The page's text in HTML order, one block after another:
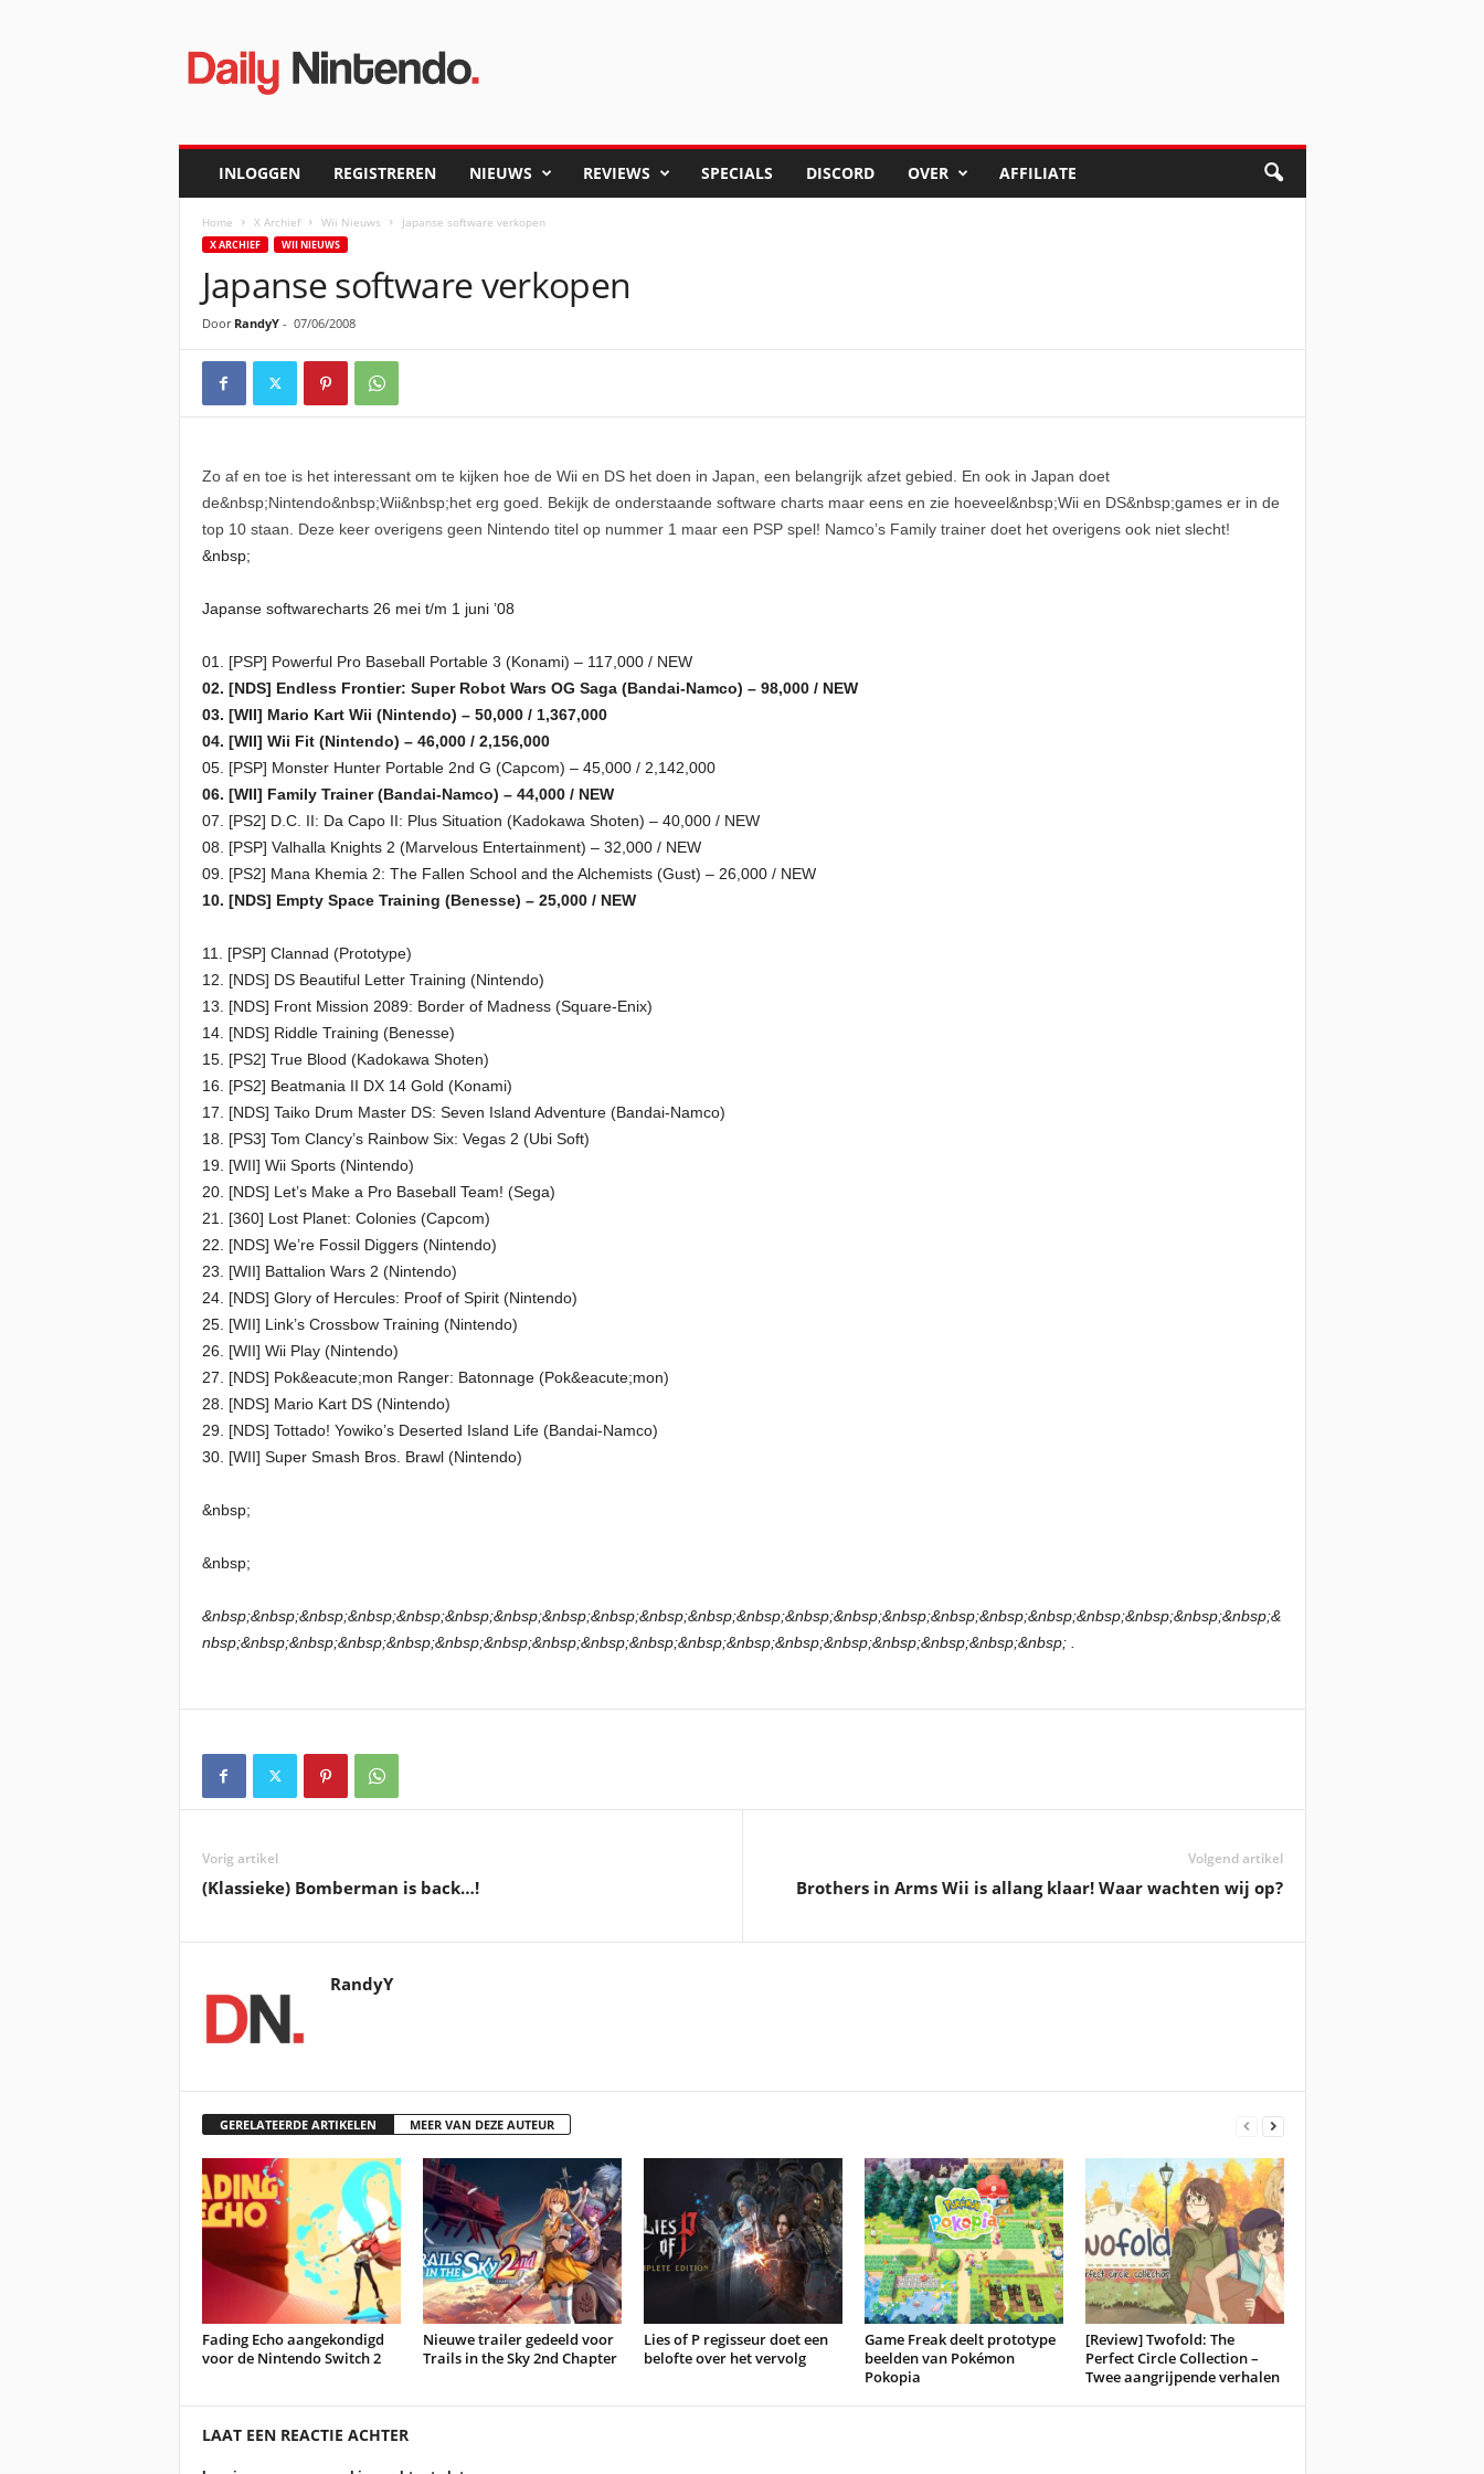
INLOGGEN REGISTREREN NIEUWS REVIEWS SPECIALS DISCORD OVER AFFILIATE
Home X Archief Wii Nieuws Japanse software verkopen
X ARCHIEF WII NIEUWS
Japanse software verkopen
Door RandyY- 07/06/2008
Zo af en toe is het interessant om te kijken hoe de Wii en DS het doen in Japan, een belangrijk afzet gebied. En ook in Japan doet
de&nbsp;Nintendo&nbsp;Wii&nbsp;het erg goed. Bekijk de onderstaande software charts maar eens en zie hoeveel&nbsp;Wii en DS&nbsp;games er in de
top 10 staan. Deze keer overigens geen Nintendo titel op nummer 1 maar een PSP spel! Namco’s Family trainer doet het overigens ook niet slecht!
&nbsp;
Japanse softwarecharts 26 mei t/m 1 juni ’08
01. [PSP] Powerful Pro Baseball Portable 3 (Konami) – 117,000 / NEW
02. [NDS] Endless Frontier: Super Robot Wars OG Saga (Bandai-Namco) – 98,000 / NEW
03. [WII] Mario Kart Wii (Nintendo) – 50,000 / 1,367,000
04. [WII] Wii Fit (Nintendo) – 46,000 / 2,156,000
05. [PSP] Monster Hunter Portable 2nd G (Capcom) – 45,000 / 2,142,000
06. [WII] Family Trainer (Bandai-Namco) – 44,000 / NEW
07. [PS2] D.C. II: Da Capo II: Plus Situation (Kadokawa Shoten) – 40,000 / NEW
08. [PSP] Valhalla Knights 2 (Marvelous Entertainment) – 32,000 / NEW
09. [PS2] Mana Khemia 2: The Fallen School and the Alchemists (Gust) – 26,000 / NEW
10. [NDS] Empty Space Training (Benesse) – 25,000 / NEW
11. [PSP] Clannad (Prototype)
12. [NDS] DS Beautiful Letter Training (Nintendo)
13. [NDS] Front Mission 2089: Border of Madness (Square-Enix)
14. [NDS] Riddle Training (Benesse)
15. [PS2] True Blood (Kadokawa Shoten)
16. [PS2] Beatmania II DX 14 Gold (Konami)
17. [NDS] Taiko Drum Master DS: Seven Island Adventure (Bandai-Namco)
18. [PS3] Tom Clancy’s Rainbow Six: Vegas 2 (Ubi Soft)
19. [WII] Wii Sports (Nintendo)
20. [NDS] Let’s Make a Pro Baseball Team! (Sega)
21. [360] Lost Planet: Colonies (Capcom)
22. [NDS] We’re Fossil Diggers (Nintendo)
23. [WII] Battalion Wars 2 (Nintendo)
24. [NDS] Glory of Hercules: Proof of Spirit (Nintendo)
25. [WII] Link’s Crossbow Training (Nintendo)
26. [WII] Wii Play (Nintendo)
27. [NDS] Pok&eacute;mon Ranger: Batonnage (Pok&eacute;mon)
28. [NDS] Mario Kart DS (Nintendo)
29. [NDS] Tottado! Yowiko’s Deserted Island Life (Bandai-Namco)
30. [WII] Super Smash Bros. Brawl (Nintendo)
&nbsp;
&nbsp;
&nbsp;&nbsp;&nbsp;&nbsp;&nbsp;&nbsp;&nbsp;&nbsp;&nbsp;&nbsp;&nbsp;&nbsp;&nbsp;&nbsp;&nbsp;&nbsp;&nbsp;&nbsp;&nbsp;&nbsp;&nbsp;&nbsp;&
nbsp;&nbsp;&nbsp;&nbsp;&nbsp;&nbsp;&nbsp;&nbsp;&nbsp;&nbsp;&nbsp;&nbsp;&nbsp;&nbsp;&nbsp;&nbsp;&nbsp;&nbsp; .
Vorig artikel
(Klassieke) Bomberman is back…!
Volgend artikel
Brothers in Arms Wii is allang klaar! Waar wachten wij op?
RandyY
GERELATEERDE ARTIKELEN MEER VAN DEZE AUTEUR
Fading Echo aangekondigd
voor de Nintendo Switch 2
Nieuwe trailer gedeeld voor
Trails in the Sky 2nd Chapter
Lies of P regisseur doet een
belofte over het vervolg
Game Freak deelt prototype
beelden van Pokémon
Pokopia
[Review] Twofold: The
Perfect Circle Collection –
Twee aangrijpende verhalen
LAAT EEN REACTIE ACHTER